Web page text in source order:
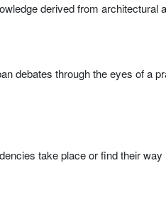
derived from architectural
debates through the eyes of a
take place or find their way